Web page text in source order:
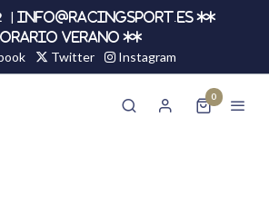
|
info@racingsport.es **
VERANO **
Twitter Instagram
0